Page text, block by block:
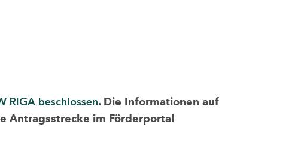
RIGA beschlossen. Die Informationen auf
Antragsstrecke im Förderportal